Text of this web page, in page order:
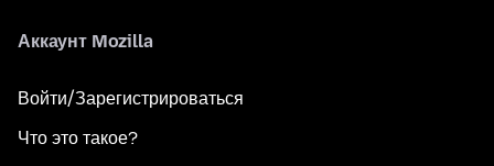
Аккаунт Mozilla
Войти/Зарегистрироваться
Что это такое?